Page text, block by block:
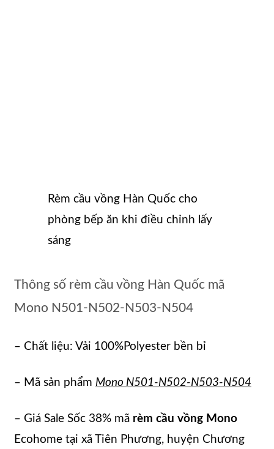
Rèm cầu vồng Hàn Quốc cho
phòng bếp ăn khi điều chỉnh lấy
sáng
Thông số rèm cầu vồng Hàn Quốc mã
Mono N501-N502-N503-N504
– Chất liệu: Vải 100%Polyester bền bỉ
– Mã sản phẩm Mono N501-N502-N503-N504
– Giá Sale Sốc 38% mã rèm cầu vồng Mono
Ecohome tại xã Tiên Phương, huyện Chương